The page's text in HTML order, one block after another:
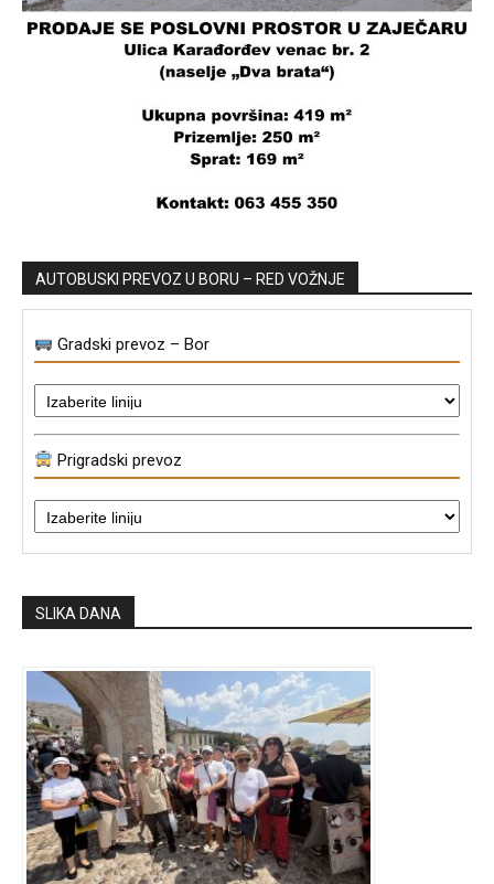
AUTOBUSKI PREVOZ U BORU – RED VOŽNJE
Gradski prevoz – Bor
Prigradski prevoz
SLIKA DANA